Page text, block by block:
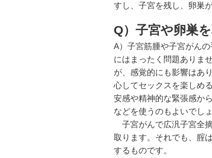
すし、子宮を残し、卵巣
Q）子宮や卵巣
A）子宮筋腫や子宮がんの
にはまったく問題ありま
が、感覚的にも影響はあ
心してセックスを楽しめ
安感や精神的な緊張感か
などを使うのもよいでしょ
子宮がんで広汎子宮全
取ります。それでも、腟
するものです。